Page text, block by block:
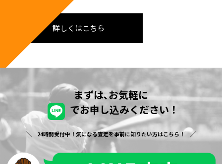
詳しくはこちら
まずは､お気軽に
でお申し込みください！
24時間受付中！気になる査定を事前に知りたい方はこちら！